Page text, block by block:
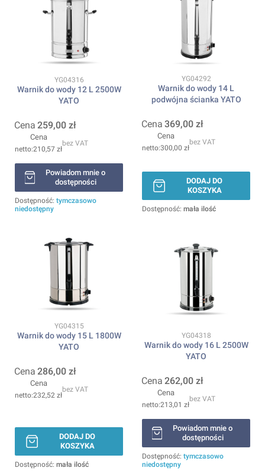
Kod produktu
YG04316
Warnik do wody 12 L 2500W
YATO
Cena 259,00 zł
Cena
210,57 zł
bez VAT
Powiadom mnie o
dostępności
Dostępność: tymczasowo
niedostępny
Kod produktu
YG04292
Warnik do wody 14 L
podwójna ścianka YATO
Cena 369,00 zł
Cena
300,00 zł
bez VAT
DODAJ DO
KOSZYKA
Dostępność: mała ilość
Kod produktu
YG04315
Warnik do wody 15 L 1800W
YATO
Cena 286,00 zł
Cena
232,52 zł
bez VAT
DODAJ DO
KOSZYKA
Dostępność: mała ilość
Kod produktu
YG04318
Warnik do wody 16 L 2500W
YATO
Cena 262,00 zł
Cena
213,01 zł
bez VAT
Powiadom mnie o
dostępności
Dostępność: tymczasowo
niedostępny